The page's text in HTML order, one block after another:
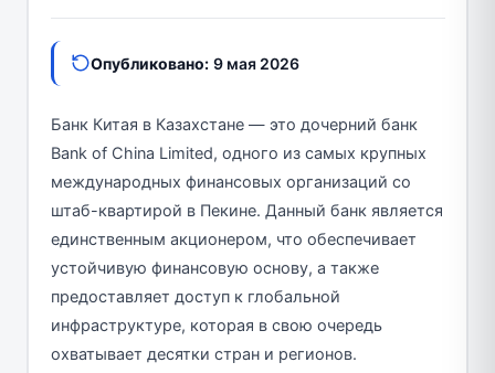
Опубликовано: 9 мая 2026
Банк Китая в Казахстане — это дочерний банк
Bank of China Limited, одного из самых крупных
международных финансовых организаций со
штаб-квартирой в Пекине. Данный банк является
единственным акционером, что обеспечивает
устойчивую финансовую основу, а также
предоставляет доступ к глобальной
инфраструктуре, которая в свою очередь
охватывает десятки стран и регионов.